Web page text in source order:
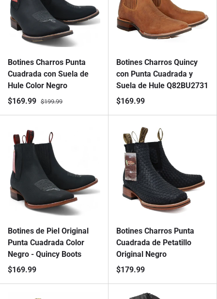
Botines Charros Punta
Cuadrada con Suela de
Hule Color Negro
$169.99 $199.99
Botines Charros Quincy
con Punta Cuadrada y
Suela de Hule Q82BU2731
$169.99
Botines de Piel Original
Punta Cuadrada Color
Negro - Quincy Boots
$169.99
Botines Charros Punta
Cuadrada de Petatillo
Original Negro
$179.99